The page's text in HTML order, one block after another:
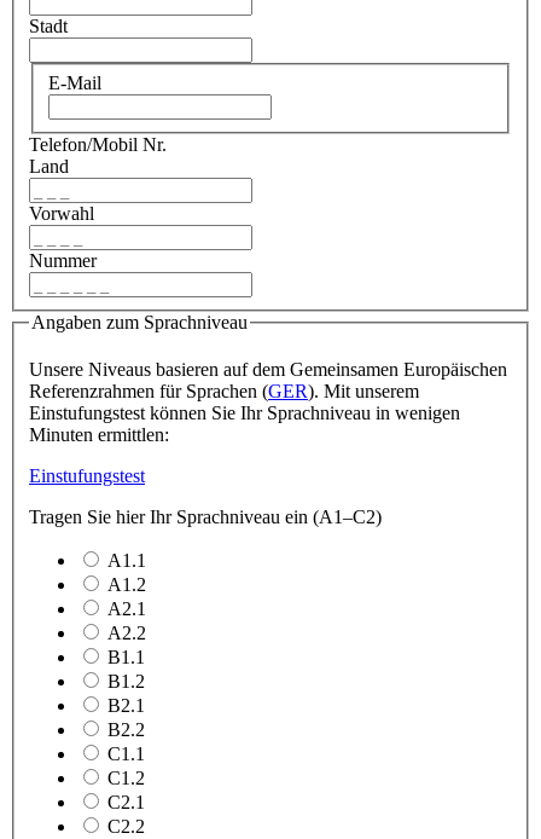
Stadt
E-Mail
Telefon/Mobil Nr.
Land
Vorwahl
Nummer
Angaben zum Sprachniveau
Unsere Niveaus basieren auf dem Gemeinsamen Europäischen
Referenzrahmen für Sprachen (GER). Mit unserem
Einstufungstest können Sie Ihr Sprachniveau in wenigen
Minuten ermittlen:
Einstufungstest
Tragen Sie hier Ihr Sprachniveau ein (A1–C2)
A1.1
A1.2
A2.1
A2.2
B1.1
B1.2
B2.1
B2.2
C1.1
C1.2
C2.1
C2.2